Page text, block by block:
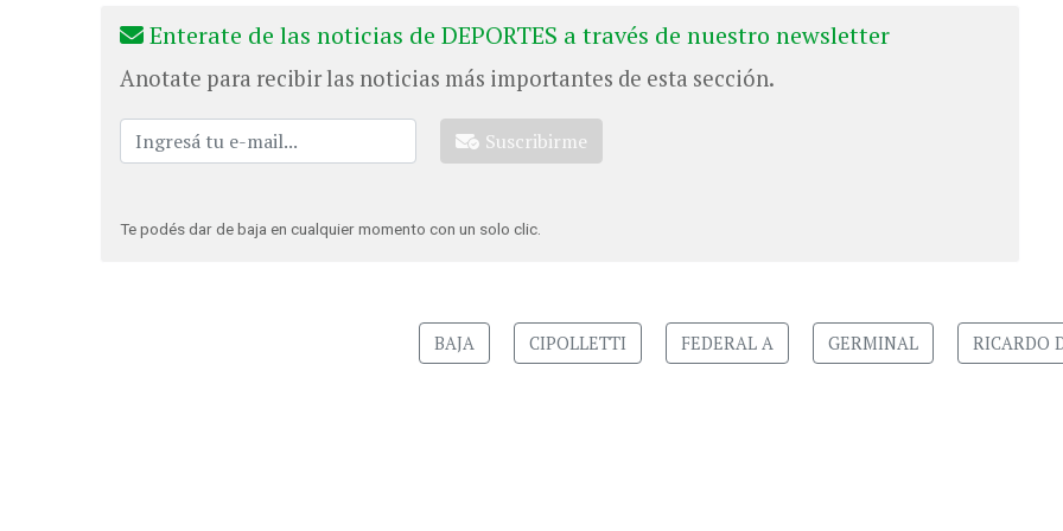
Enterate de las noticias de DEPORTES a través de nuestro newsletter
Anotate para recibir las noticias más importantes de esta sección.
Suscribirme
Te podés dar de baja en cualquier momento con un solo clic.
BAJA CIPOLLETTI FEDERAL A GERMINAL RICARDO